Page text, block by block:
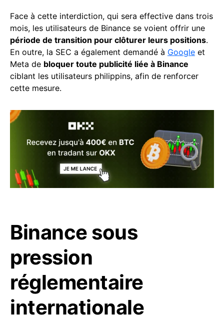
Face à cette interdiction, qui sera effective dans trois
mois, les utilisateurs de Binance se voient offrir une
période de transition pour clôturer leurs positions.
En outre, la SEC a également demandé à Google et
Meta de bloquer toute publicité liée à Binance
ciblant les utilisateurs philippins, afin de renforcer
cette mesure.
Binance sous
pression
réglementaire
internationale